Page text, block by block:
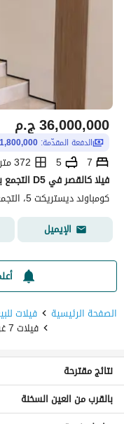
ج.م36,000,000
الدفعة المقدّمة: 1,800,000 ج.م
7
5
372 متر مربع
كومباوند ديستريكت 5، التجمع الخامس، القاهرة الجديدة، القاهرة
الإيميل
الصفحة الرئيسية
فيلات
فيلات 7 غرفة نوم للبيع في العين السخنة
فيلات 2 غرفة نوم للبيع في العين السخنة
فيلات 3 غرف نوم للبيع في العين السخنة
نتائج مقترحة
بالقرب من العين السخنة